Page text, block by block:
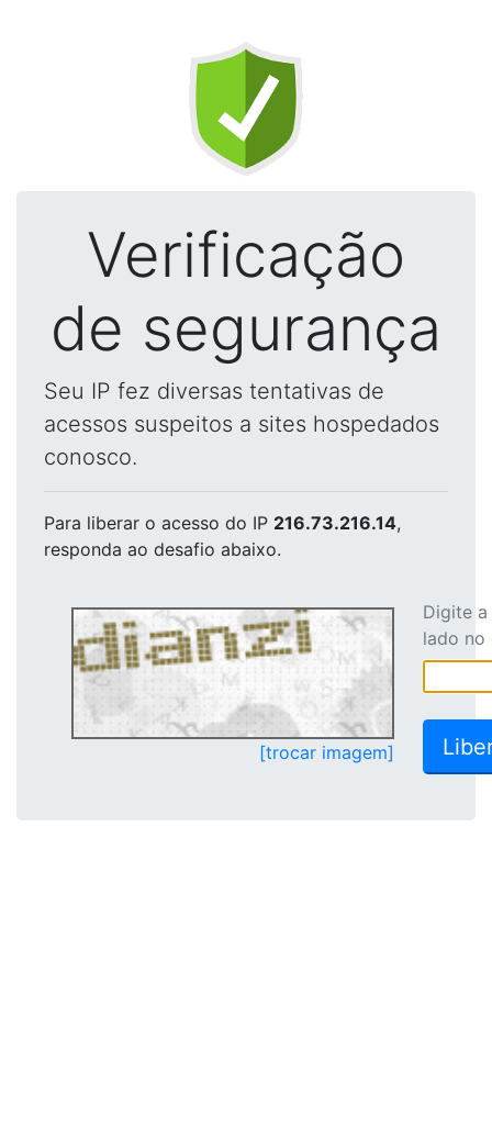
Verificação
de segurança
Seu IP fez diversas tentativas de
acessos suspeitos a sites hospedados
conosco.
Para liberar o acesso do IP 216.73.216.14,
responda ao desafio abaixo.
[trocar imagem]
Digite
lado no